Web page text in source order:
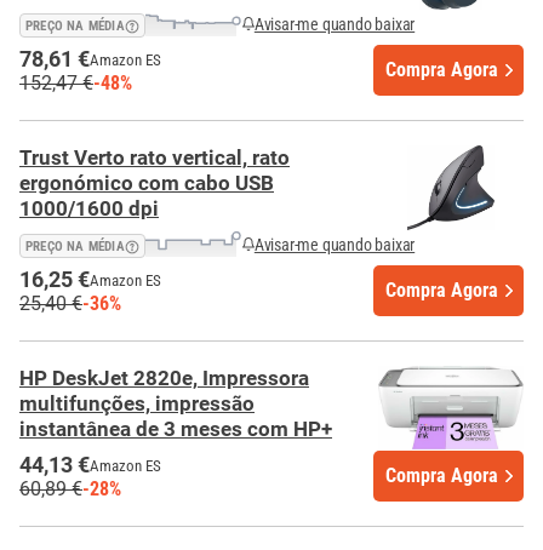
PREÇO NA MÉDIA Avisar-me quando baixar
78,61 €Amazon ES
152,47 €-48%
Compra Agora
Trust Verto rato vertical, rato
ergonómico com cabo USB
1000/1600 dpi
PREÇO NA MÉDIA Avisar-me quando baixar
16,25 €Amazon ES
25,40 €-36%
Compra Agora
HP DeskJet 2820e, Impressora
multifunções, impressão
instantânea de 3 meses com HP+
44,13 €Amazon ES
60,89 €-28%
Compra Agora